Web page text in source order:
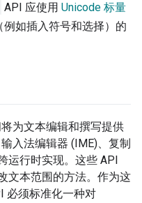
API 应使用 Unicode 标量
如插入符号和选择）的
为文本编辑和撰写提供
入法编辑器 (IME)、复制
运行时实现。这些 API
文本范围的方法。作为这
必须标准化一种对